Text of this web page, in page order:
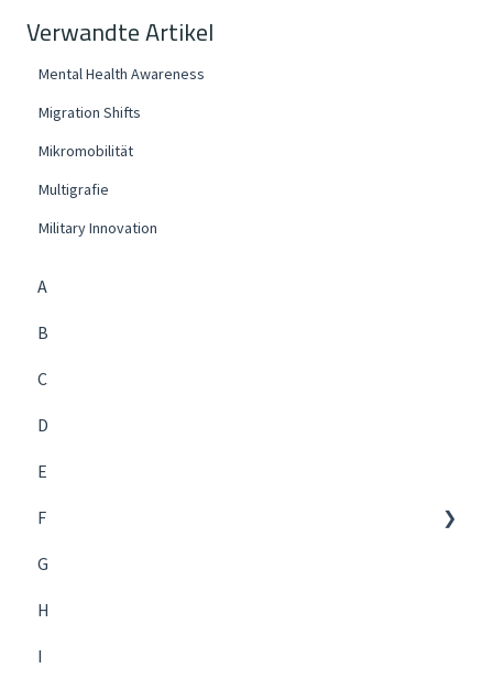
Verwandte Artikel
Mental Health Awareness
Migration Shifts
Mikromobilität
Multigrafie
Military Innovation
A
B
C
D
E
F
G
H
I